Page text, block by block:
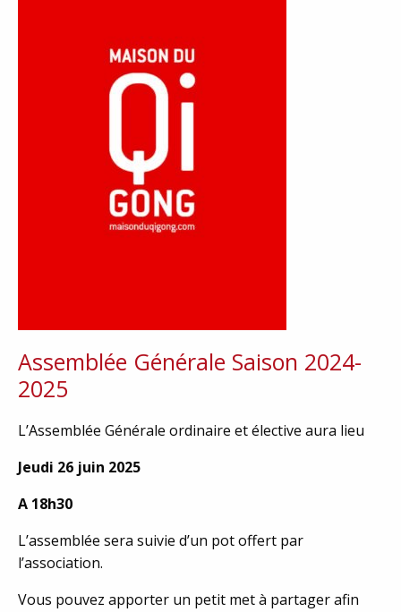
Assemblée Générale Saison 2024-
2025
L’Assemblée Générale ordinaire et élective aura lieu
Jeudi 26 juin 2025
A 18h30
L’assemblée sera suivie d’un pot offert par
l’association.
Vous pouvez apporter un petit met à partager afin